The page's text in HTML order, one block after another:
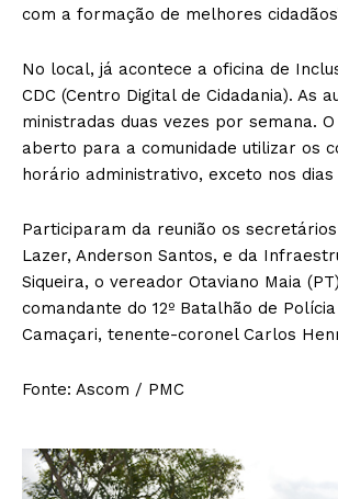
com a formação de melhores
No local, já acontece a oficina de
CDC (Centro Digital de Cidadania). As
ministradas duas vezes por semana.
aberto para a comunidade utilizar os
horário administrativo, exceto nos dias
Participaram da reunião os
Lazer, Anderson Santos, e da
Siqueira, o vereador Otaviano Maia
comandante do 12º Batalhão de
Camaçari, tenente-coronel Carlos
Fonte: Ascom / PMC